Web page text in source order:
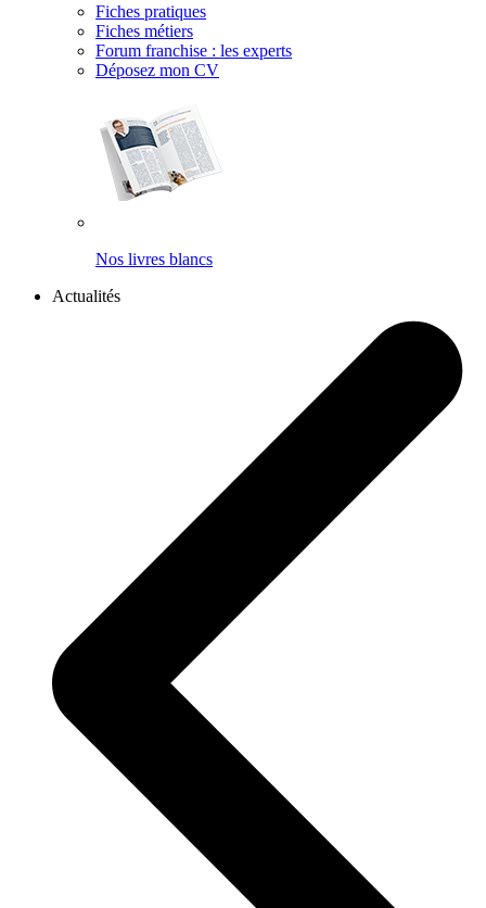
Fiches pratiques
Fiches métiers
Forum franchise : les experts
Déposez mon CV
Nos livres blancs
Actualités